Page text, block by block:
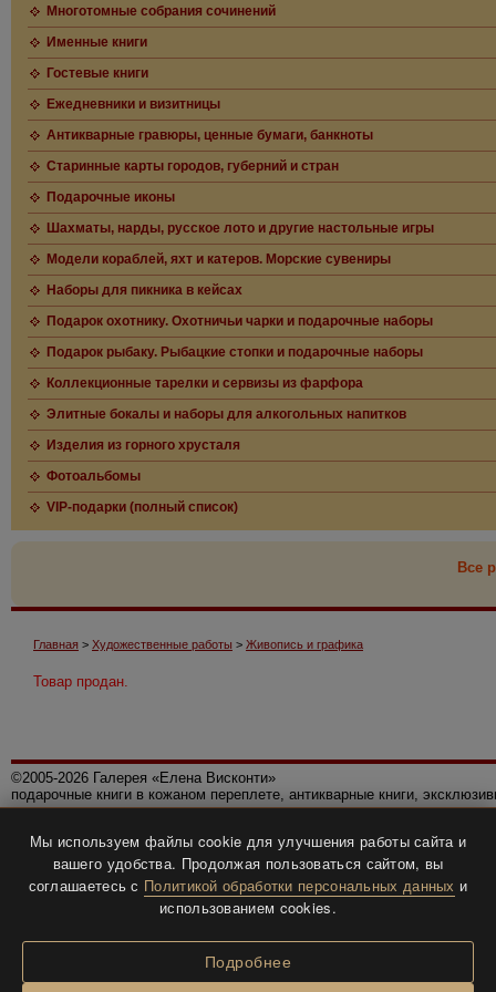
Многотомные собрания сочинений
Именные книги
Гостевые книги
Ежедневники и визитницы
Антикварные гравюры, ценные бумаги, банкноты
Старинные карты городов, губерний и стран
Подарочные иконы
Шахматы, нарды, русское лото и другие настольные игры
Модели кораблей, яхт и катеров. Морские сувениры
Наборы для пикника в кейсах
Подарок охотнику. Охотничьи чарки и подарочные наборы
Подарок рыбаку. Рыбацкие стопки и подарочные наборы
Коллекционные тарелки и сервизы из фарфора
Элитные бокалы и наборы для алкогольных напитков
Изделия из горного хрусталя
Фотоальбомы
VIP-подарки (полный список)
Все
Главная > Художественные работы > Живопись и графика
Товар продан.
©2005-2026 Галерея «Елена Висконти»
подарочные книги в кожаном переплете, антикварные книги,
Политика конфиденциальности
Все права защищены.
Разработка и дизайнBTV-info.
Мы используем файлы cookie для улучшения работы сайта и
вашего удобства. Продолжая пользоваться сайтом, вы
соглашаетесь с Политикой обработки персональных данных и
использованием cookies.
Подробнее